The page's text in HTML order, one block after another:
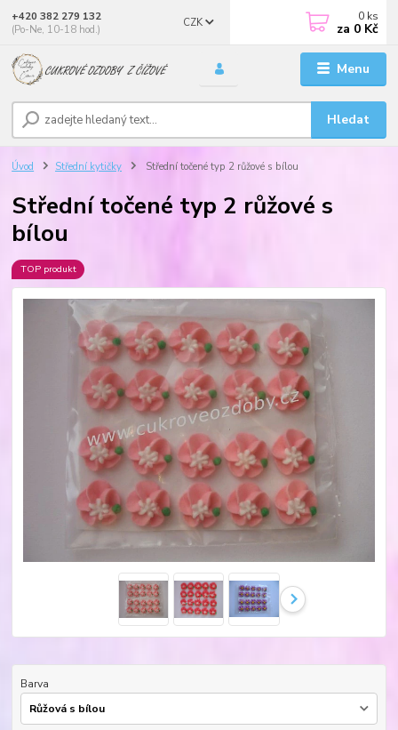
Menu
CZK
Hledat
+420 382 279 132
(Po-Ne, 10-18 hod.)
0 ks
za 0 Kč
Úvod Střední kytičky Střední točené typ 2 růžové s bílou
Střední točené typ 2 růžové s
bílou
TOP produkt
Barva